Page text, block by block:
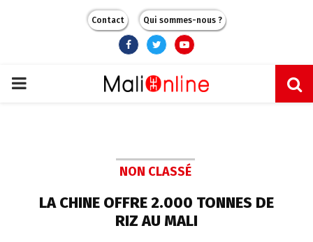
Contact Qui sommes-nous ?
FacebookTwitterYoutube
PRIMARY
NON CLASSÉ
LA CHINE OFFRE 2.000 TONNES DE
RIZ AU MALI